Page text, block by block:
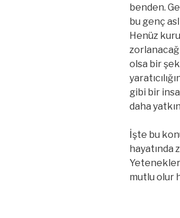
benden.
bu genç
Henüz
olsa bir
gibi bir
daha
İşte bu
mutlu olur